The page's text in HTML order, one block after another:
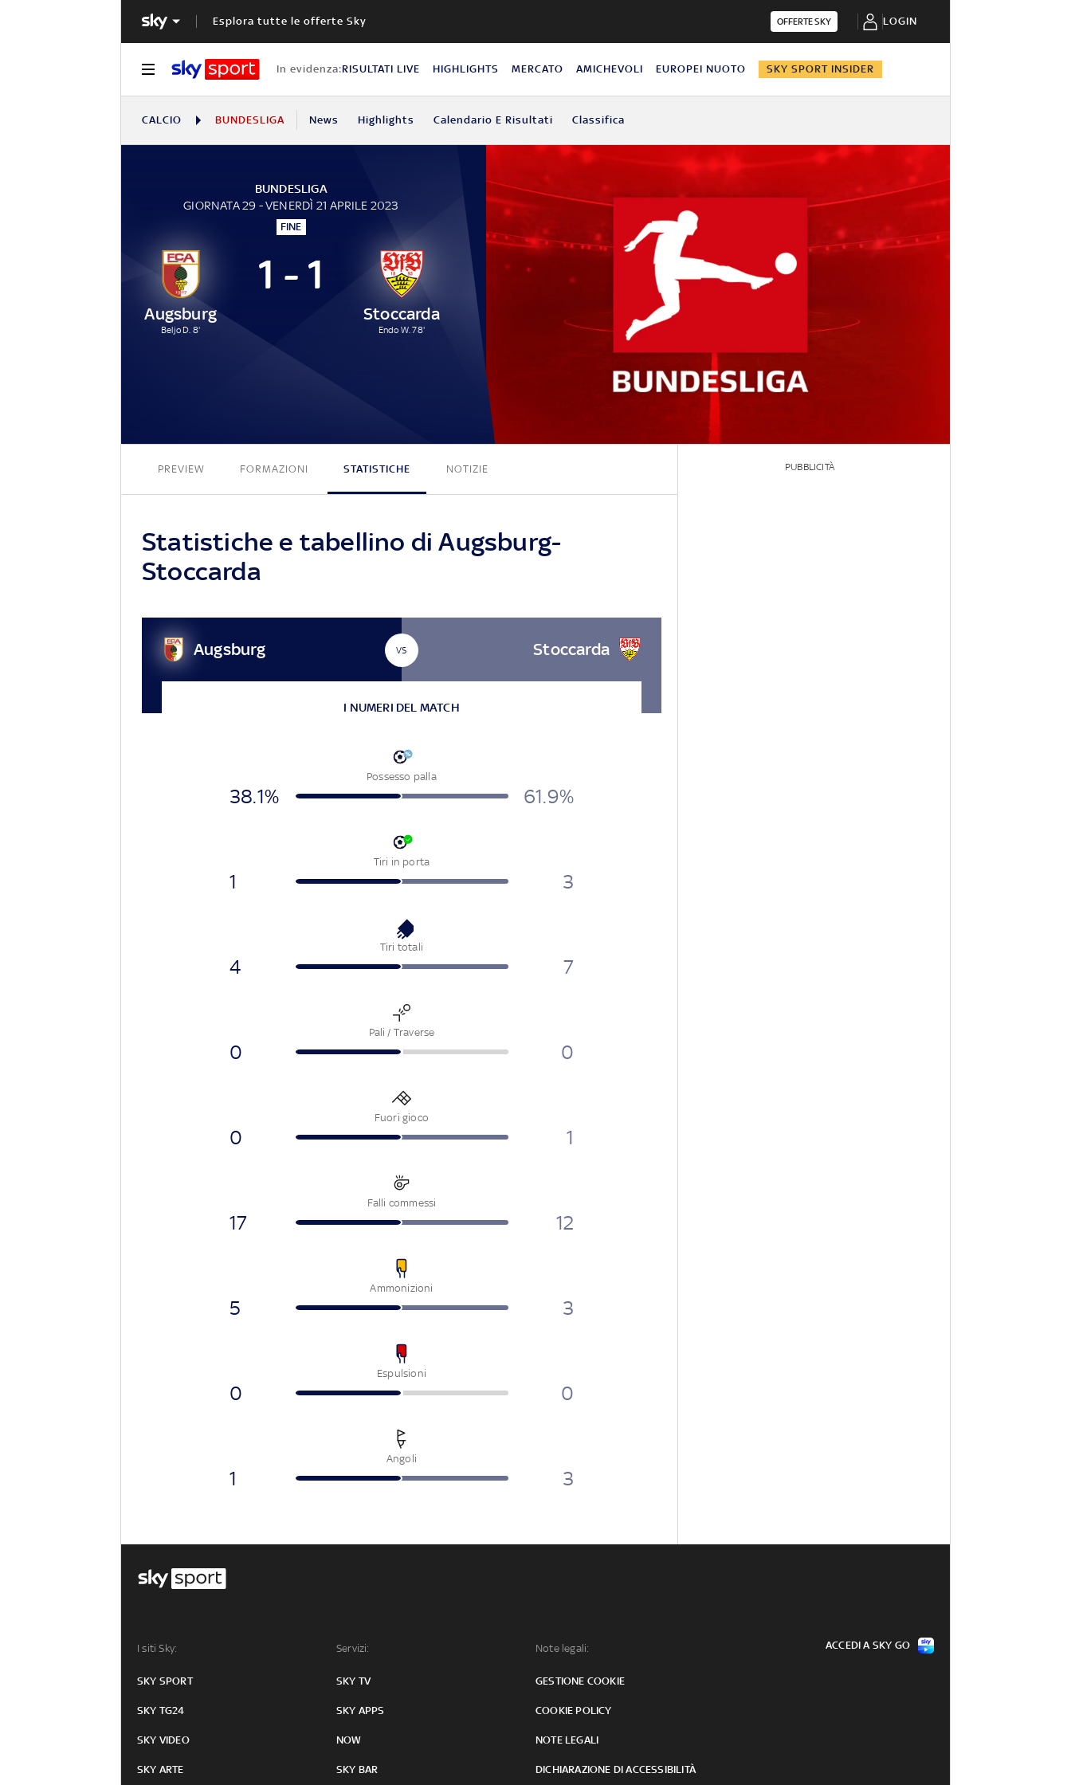
Esplora tutte le offerte Sky OFFERTE SKY LOGIN
In evidenza:RISULTATI LIVE HIGHLIGHTS MERCATO AMICHEVOLI EUROPEI NUOTO SKY SPORT INSIDER
CALCIO BUNDESLIGA News Highlights Calendario E Risultati Classifica
BUNDESLIGA
GIORNATA 29 - VENERDÌ 21 APRILE 2023
FINE
Augsburg
Beljo D. 8'
1 - 1
Stoccarda
Endo W. 78'
PREVIEW FORMAZIONI STATISTICHE NOTIZIE
Statistiche e tabellino di Augsburg-
Stoccarda
Augsburg VS Stoccarda
I NUMERI DEL MATCH
Possesso palla
38.1% 61.9%
Tiri in porta
1 3
Tiri totali
4 7
Pali / Traverse
0 0
Fuori gioco
0 1
Falli commessi
17 12
Ammonizioni
5 3
Espulsioni
0 0
Angoli
1 3
PUBBLICITÀ
I siti Sky:
SKY SPORT
SKY TG24
SKY VIDEO
SKY ARTE
Servizi:
SKY TV
SKY APPS
NOW
SKY BAR
Note legali:
GESTIONE COOKIE
COOKIE POLICY
NOTE LEGALI
DICHIARAZIONE DI ACCESSIBILITÀ
ACCEDI A SKY GO